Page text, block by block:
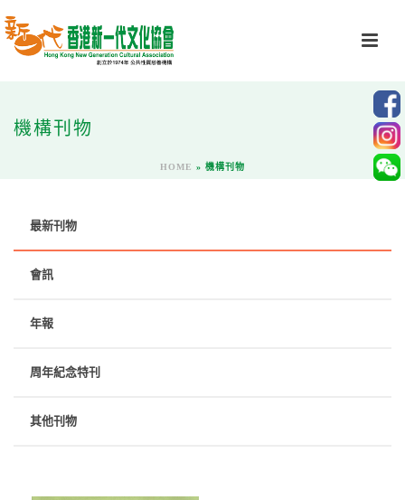
機構刊物
HOME » 機構刊物
最新刊物
會訊
年報
周年紀念特刊
其他刊物